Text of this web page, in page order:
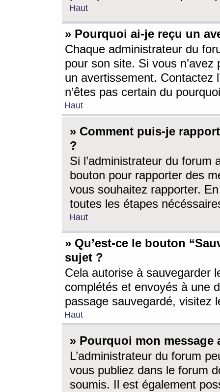
Haut
» Pourquoi ai-je reçu un
Chaque administrateur du
pour son site. Si vous
un avertissement. Contactez
n’êtes pas certain du
Haut
» Comment puis-je
?
Si l’administrateur du forum
bouton pour rapporter des
vous souhaitez rapporter.
toutes les étapes
Haut
» Qu’est-ce le bouton
sujet ?
Cela autorise à sauvegarder
complétés et envoyés à une
passage sauvegardé, visitez
Haut
» Pourquoi mon message
L’administrateur du forum
vous publiez dans le forum
soumis. Il est également